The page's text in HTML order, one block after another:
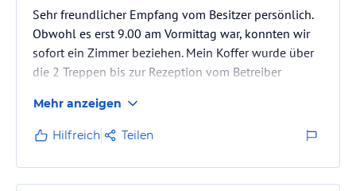
Sehr freundlicher Empfang vom Besitzer persönlich.
Obwohl es erst 9.00 am Vormittag war, konnten wir
sofort ein Zimmer beziehen. Mein Koffer wurde über
die 2 Treppen bis zur Rezeption vom Betreiber
weiterhin verwöhnt, obwohl wir nur eine Nacht Gäste
waren. Uns wurden aufgrund der kühlen Nächte
Daunendecken statt der aufliegenden Sommerdecken
angeboten und diese auch sofort auf unseren
Wunsch hin getauscht.
Mehr anzeigen
Hilfreich Teilen